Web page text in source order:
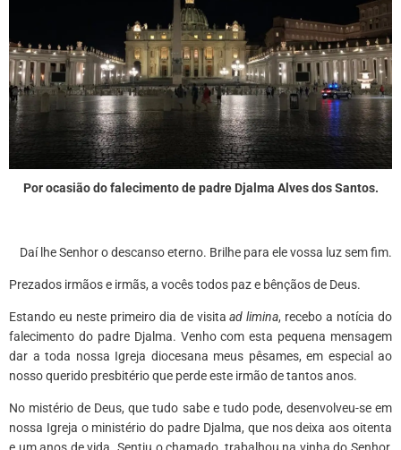
Por ocasião do falecimento de padre Djalma Alves dos Santos.
Daí lhe Senhor o descanso eterno. Brilhe para ele vossa luz sem fim.
Prezados irmãos e irmãs, a vocês todos paz e bênçãos de Deus.
Estando eu neste primeiro dia de visitaad limina, recebo a notícia do
falecimento do padre Djalma. Venho com esta pequena mensagem
dar a toda nossa Igreja diocesana meus pêsames, em especial ao
nosso querido presbitério que perde este irmão de tantos anos.
No mistério de Deus, que tudo sabe e tudo pode, desenvolveu-se em
nossa Igreja o ministério do padre Djalma, que nos deixa aos oitenta
e um anos de vida. Sentiu o chamado, trabalhou na vinha do Senhor,